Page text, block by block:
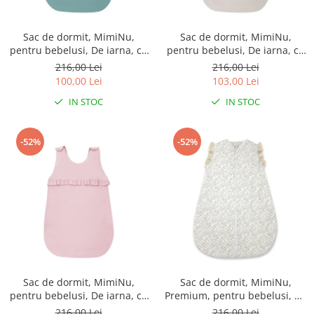
Sac de dormit, MimiNu,
pentru bebelusi, De iarna, cu
volanase, din bumbac, cu
fermoar lateral, cu capse pe
umar, 70 cm, 0 - 6 luni, 2.5
Tog, Colectia Royal, Nepal
216,00 Lei
100,00 Lei
IN STOC
Sac de dormit, MimiNu,
pentru bebelusi, De iarna, cu
volanase, din bumbac, cu
fermoar lateral, cu capse pe
umar, 70 cm, 0 - 6 luni, 2.5
Tog, Colectia Royal, Beige
216,00 Lei
103,00 Lei
IN STOC
-52%
Sac de dormit, MimiNu,
pentru bebelusi, De iarna, cu
volanase, din bumbac, cu
-52%
Sac de dormit, MimiNu,
Premium, pentru bebelusi, De
iarna, din bumbac, cu dantela